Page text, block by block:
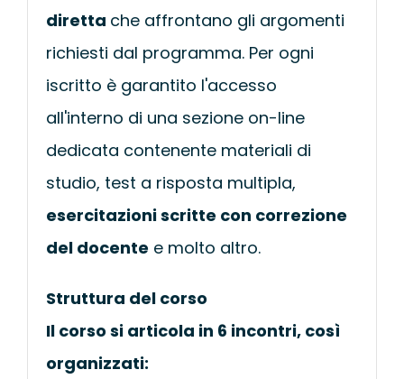
diretta che affrontano gli argomenti
richiesti dal programma. Per ogni
iscritto è garantito l'accesso
all'interno di una sezione on-line
dedicata contenente materiali di
studio, test a risposta multipla,
esercitazioni scritte con correzione
del docente e molto altro.
Struttura del corso
Il corso si articola in 6 incontri, così
organizzati: